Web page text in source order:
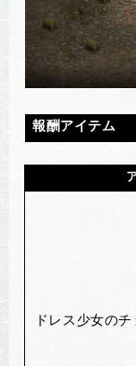
報酬アイテム
ドレス少女の